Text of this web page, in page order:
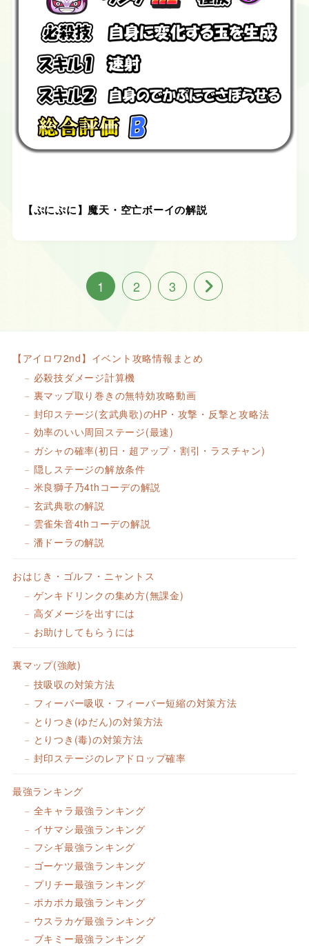
【ぷにぷに】魔天・空亡ボーイの解説
1 2 3
【アイロワ2nd】イベント攻略情報まとめ
必殺技ダメージ計算機
裏マップ取り巻きの無特効攻略動画
封印ステージ(玄武典歌)のHP・攻撃・反撃と攻略法
効率のいい周回ステージ(最速)
ガシャの確率(初日・超アップ・割引・ラスチャン)
隠しステージの解放条件
米良獅子乃4thコーデの解説
玄武典歌の解説
雲雀朱音4thコーデの解説
潘ドーラの解説
おはじき・ゴルフ・ニャントス
ゲンキドリンクの集め方(無課金)
高ダメージを出すには
お助けしてもらうには
裏マップ(強敵)
技吸収の対策方法
フィーバー吸収・フィーバー短縮の対策方法
とりつき(ゆだん)の対策方法
とりつき(毒)の対策方法
封印ステージのレアドロップ確率
最強ランキング
全キャラ最強ランキング
イサマシ最強ランキング
フシギ最強ランキング
ゴーケツ最強ランキング
プリチー最強ランキング
ポカポカ最強ランキング
ウスラカゲ最強ランキング
ブキミー最強ランキング